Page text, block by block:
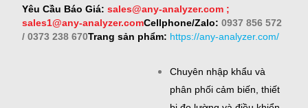
Yêu Cầu Báo Giá: sales@any-analyzer.com ;
sales1@any-analyzer.comCellphone/Zalo: 0937 856 572
/ 0373 238 670Trang sản phẩm: https://any-analyzer.com/
Chuyên nhập khẩu và
phân phối cảm biến, thiết